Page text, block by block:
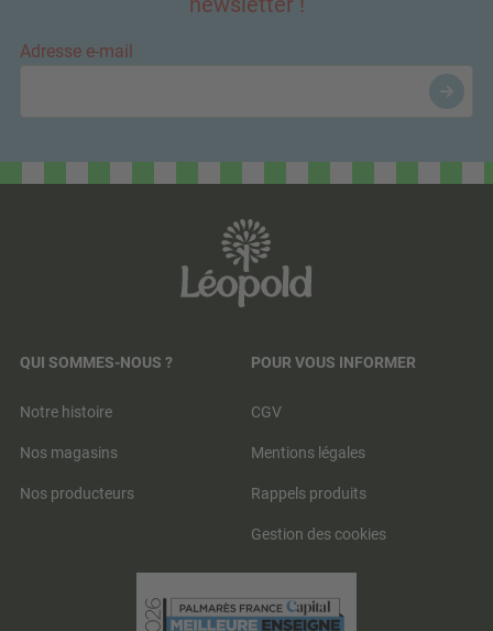
Adresse e-mail
QUI SOMMES-NOUS ?
Notre histoire
Nos magasins
Nos producteurs
POUR VOUS INFORMER
CGV
Mentions légales
Rappels produits
Gestion des cookies